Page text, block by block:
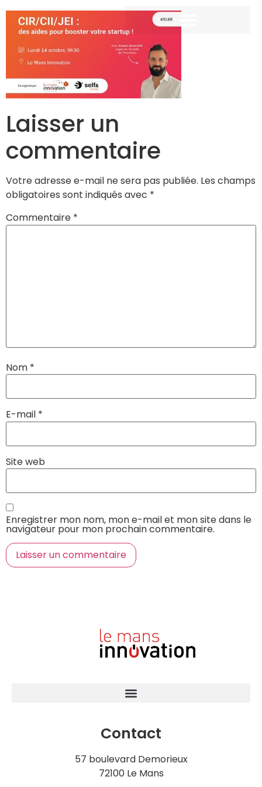
Laisser un
commentaire
Votre adresse e-mail ne sera pas publiée. Les champs
obligatoires sont indiqués avec *
Commentaire *
Nom *
E-mail *
Site web
Enregistrer mon nom, mon e-mail et mon site dans le
navigateur pour mon prochain commentaire.
Contact
57 boulevard Demorieux
72100 Le Mans